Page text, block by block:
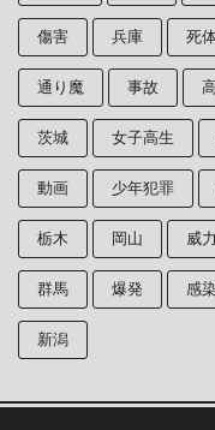
傷害 兵庫 死
通り魔 事故
茨城 女子高生
動画 少年犯罪
栃木 岡山 威
群馬 爆発 感
新潟